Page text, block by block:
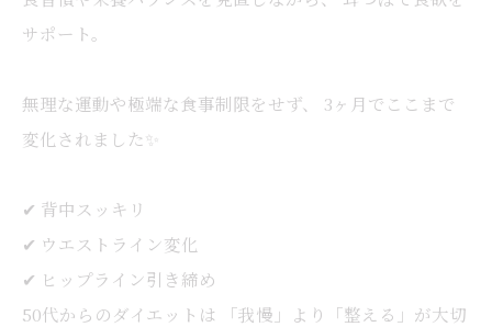
サポート。
無理な運動や極端な食事制限をせず、 3ヶ月でここまで
変化されました✨
✔ 背中スッキリ
✔ ウエストライン変化
✔ ヒップライン引き締め
50代からのダイエットは 「我慢」より「整える」が大切